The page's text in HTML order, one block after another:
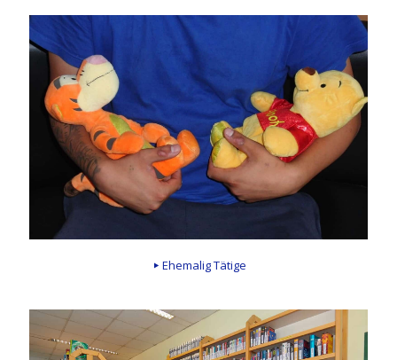
Ehemalig Tätige